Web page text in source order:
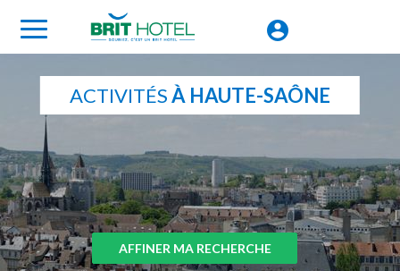
ACTIVITÉSÀ HAUTE-SAÔNE
AFFINER MA RECHERCHE